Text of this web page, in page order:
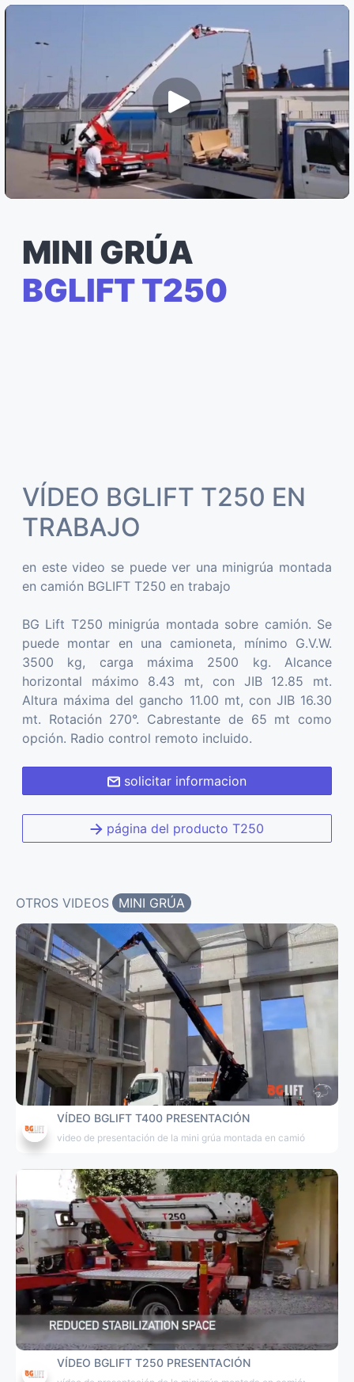
MINI GRÚA
BGLIFT T250
VÍDEO BGLIFT T250 EN
TRABAJO
en este video se puede ver una minigrúa montada
en camión BGLIFT T250 en trabajo
BG Lift T250 minigrúa montada sobre camión. Se
puede montar en una camioneta, mínimo G.V.W.
3500 kg, carga máxima 2500 kg. Alcance
horizontal máximo 8.43 mt, con JIB 12.85 mt.
Altura máxima del gancho 11.00 mt, con JIB 16.30
mt. Rotación 270°. Cabrestante de 65 mt como
opción. Radio control remoto incluido.
solicitar informacion
página del producto T250
OTROS VIDEOS MINI GRÚA
VÍDEO BGLIFT T400 PRESENTACIÓN
video de presentación de la mini grúa montada en camión BGLIFT
VÍDEO BGLIFT T250 PRESENTACIÓN